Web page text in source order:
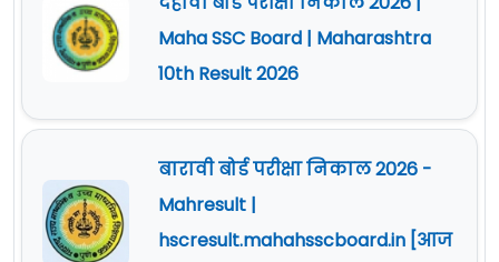
Maha SSC Board | Maharashtra
10th Result 2026
बारावी बोर्ड परीक्षा निकाल 2026 -
Mahresult |
hscresult.mahahsscboard.in [आज